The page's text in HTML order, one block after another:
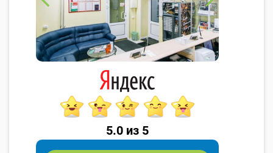
5.0 из 5